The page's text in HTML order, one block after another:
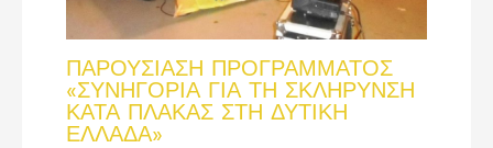
ΠΑΡΟΥΣΙΑΣΗ ΠΡΟΓΡΑΜΜΑΤΟΣ
«ΣΥΝΗΓΟΡΙΑ ΓΙΑ ΤΗ ΣΚΛΗΡΥΝΣΗ
ΚΑΤΑ ΠΛΑΚΑΣ ΣΤΗ ΔΥΤΙΚΗ
ΕΛΛΑΔΑ»